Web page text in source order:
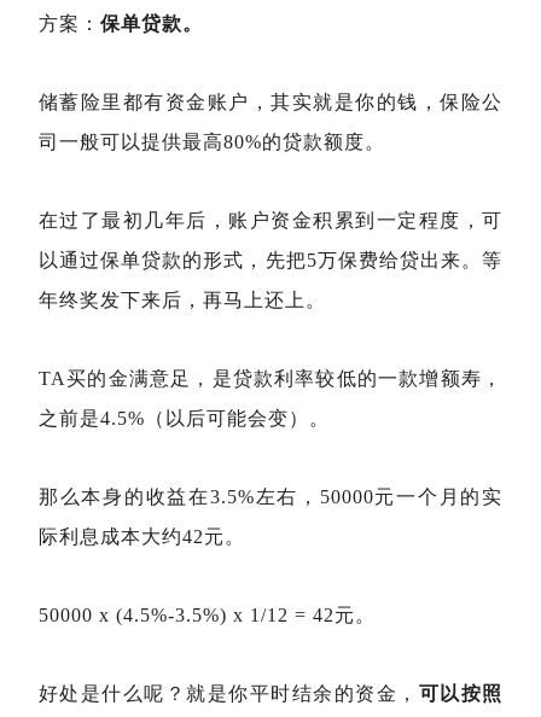
方案： 保单贷款。
储蓄险里都有资金账户，其实就是你的钱，保险公
司一般可以提供最高80%的贷款额度。
在过了最初几年后，账户资金积累到一定程度，可
以通过保单贷款的形式，先把5万保费给贷出来。等
年终奖发下来后，再马上还上。
TA买的金满意足，是贷款利率较低的一款增额寿，
之前是4.5%（以后可能会变）。
那么本身的收益在3.5%左右，50000元一个月的实
际利息成本大约42元。
50000 x (4.5%-3.5%) x 1/12 = 42元。
好处是什么呢？就是你平时结余的资金， 可以按照